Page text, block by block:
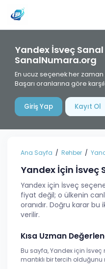
Yandex İsveç
SanalNumara.org
En ucuz seçenek her
Başarı oranlarına göre
Giriş Yap Kayıt Ol
Ana Sayfa Rehber
Yandex İçin İsveç
Yandex için İsveç
fiyat değil; o ülkenin
oranıdır. Doğru karar
verilir.
Kısa Uzman
Bu sayfa, Yandex için İsveç
mantıklı bir tercih olduğunu